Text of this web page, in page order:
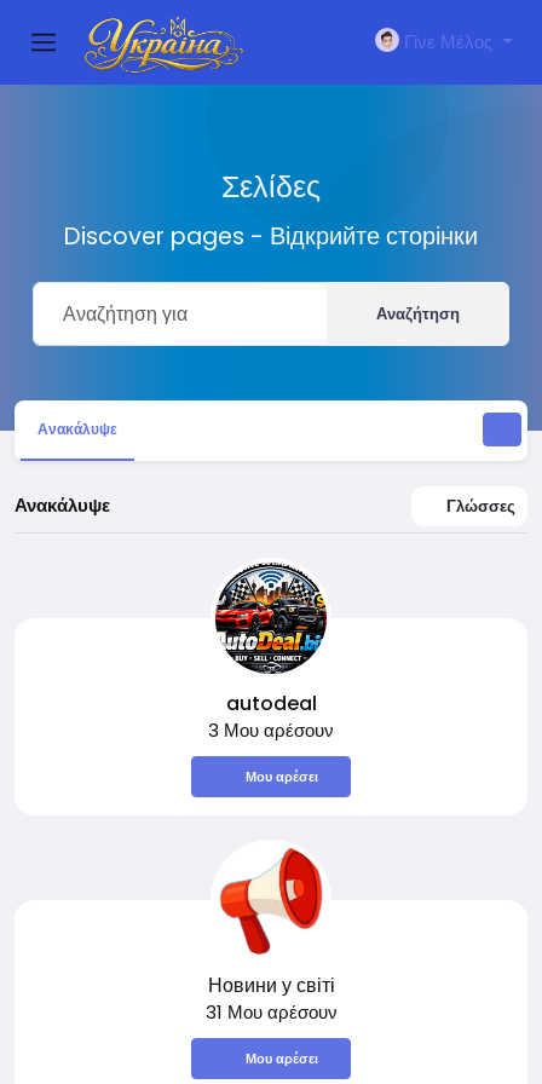
Γίνε Μέλος
Σελίδες
Discover pages - Відкрийте сторінки
Αναζήτηση
Ανακάλυψε
Ανακάλυψε Γλώσσες
autodeal
3 Μου αρέσουν
Μου αρέσει
Новини у світі
31 Μου αρέσουν
Μου αρέσει